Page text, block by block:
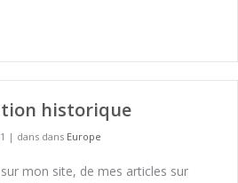
historique
| dans dans Europe
mon site, de mes articles sur